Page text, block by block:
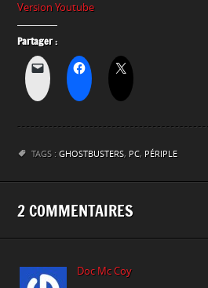
Version Youtube
Partager :
TAGS : GHOSTBUSTERS, PC, PÉRIPLE
2 COMMENTAIRES
Doc Mc Coy